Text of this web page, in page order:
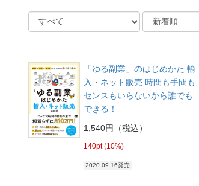
「ゆる副業」のはじめかた 輸
入・ネット販売 時間も手間も
センスもいらないから誰でも
できる！
1,540円（税込）
140pt (10%)
2020.09.16発売